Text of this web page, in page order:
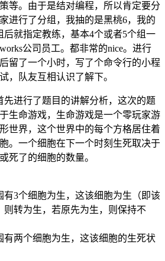
等。由于是结对编程，所以肯定要分
进行了分组，我抽的是黑桃6，我的
后就指定教练，基本4个或者5个组一
公司员工。都非常的nice。进行
留了一个小时，写了个命令行的小程
，队友互相认识了解下。
先进行了题目的讲解分析，这次的题
生命游戏，生命游戏是一个零玩家游
世界，这个世界中的每个方格居住着
。一个细胞在下一个时刻生死取决于
死了的细胞的数量。
有3个细胞为生，这该细胞为生（即该
则转为生，若原先为生，则保持不
有两个细胞为生，这该细胞的生死状